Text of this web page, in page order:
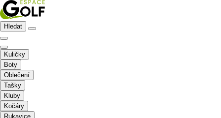
Hledat
Kuličky
Boty
Oblečení
Tašky
Kluby
Kočáry
Rukavice